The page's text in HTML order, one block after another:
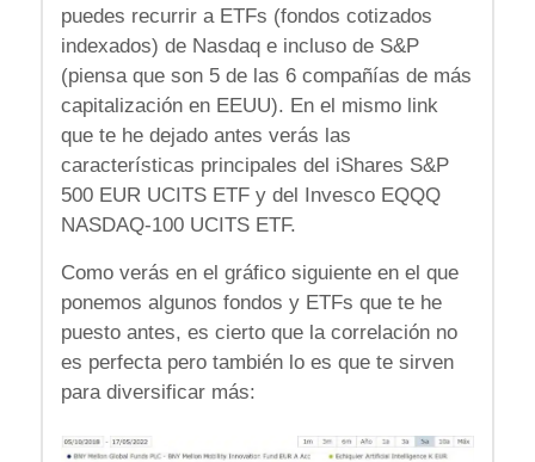
puedes recurrir a ETFs (fondos cotizados
indexados) de Nasdaq e incluso de S&P
(piensa que son 5 de las 6 compañías de más
capitalización en EEUU). En el mismo link
que te he dejado antes verás las
características principales del iShares S&P
500 EUR UCITS ETF y del Invesco EQQQ
NASDAQ-100 UCITS ETF.
Como verás en el gráfico siguiente en el que
ponemos algunos fondos y ETFs que te he
puesto antes, es cierto que la correlación no
es perfecta pero también lo es que te sirven
para diversificar más: